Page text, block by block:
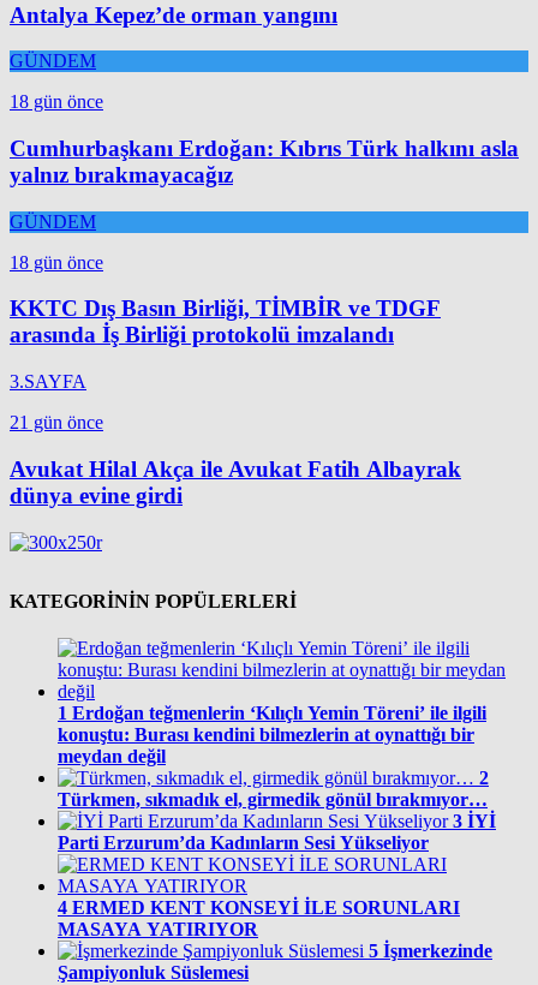
Antalya Kepez’de orman yangını
GÜNDEM
18 gün önce
Cumhurbaşkanı Erdoğan: Kıbrıs Türk halkını asla
yalnız bırakmayacağız
GÜNDEM
18 gün önce
KKTC Dış Basın Birliği, TİMBİR ve TDGF
arasında İş Birliği protokolü imzalandı
3.SAYFA
21 gün önce
Avukat Hilal Akça ile Avukat Fatih Albayrak
dünya evine girdi
KATEGORİNİN POPÜLERLERİ
1 Erdoğan teğmenlerin ‘Kılıçlı Yemin Töreni’ ile ilgili
konuştu: Burası kendini bilmezlerin at oynattığı bir
meydan değil
2
Türkmen, sıkmadık el, girmedik gönül bırakmıyor…
3 İYİ
Parti Erzurum’da Kadınların Sesi Yükseliyor
4 ERMED KENT KONSEYİ İLE SORUNLARI
MASAYA YATIRIYOR
5 İşmerkezinde
Şampiyonluk Süslemesi